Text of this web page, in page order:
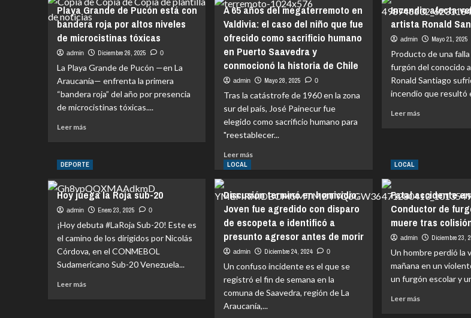
Playa Grande de Pucón está con
bandera roja por altos niveles
de microcistinas tóxicas
admin Diciembre 26, 2025 0
La Playa Grande de Pucón —en La
Araucanía— enfrenta la primera
“bandera roja” del año por presencia
de microcistinas tóxicas....
Leer másLeer
Playa
Grande
Pucón
está
bandera
roja
por
altos
de
A 65 años del megaterremoto en
Valdivia: el caso del niño que fue
ofrecido como sacrificio humano
en Puerto Saavedra y
conmocionó la historia de Chile
admin Mayo 28, 2025 0
Tras la catástrofe de 1960 en la zona
sur del país, José Painecur fue
elegido como sacrificio humano para
"reestablecer...
Leer más
65
años
del
megaterremoto
Valdivia:
el
caso
del
niño
que
Incendio afecta
artista Ronald
admin Mayo 21, 2025
Producto de una
furgón del conocido
Ronald Santiago
incendio que resultó
Leer más
artista
Ronald
Santiago
DEPORTE
Hoy juega la Roja sub-20
admin Enero 23, 2025 0
¡Hoy debuta #LaRoja Sub-20! Este es
el camino de los dirigidos por Nicolás
Córdova, en el CONMEBOL
Sudamericano Sub-20 Venezuela...
Leer másLeer
LOCAL
Discusión terminó en homicidio:
Joven fue agredido con disparo
de escopeta e identificó a
presunto agresor antes de morir
admin Diciembre 24, 2024 0
Un confuso incidente es el que se
registró el fin de semana en la
comuna de Saavedra, región de La
Araucanía,...
LOCAL
Fatal accidente
Conductor de
muere tras
admin Diciembre 23,
Un hombre perdió la
mañana en un
un furgón escolar y
Leer más